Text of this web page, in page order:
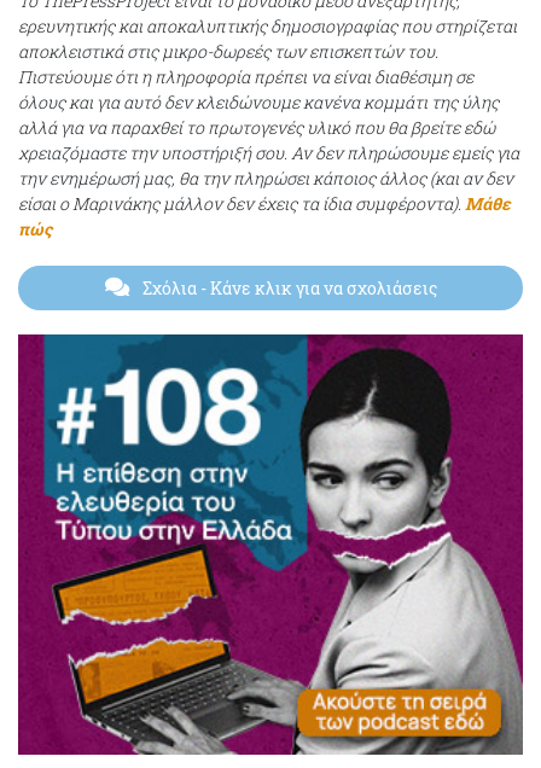
ερευνητικής και αποκαλυπτικής δημοσιογραφίας που στηρίζεται
αποκλειστικά στις μικρο-δωρεές των επισκεπτών του.
Πιστεύουμε ότι η πληροφορία πρέπει να είναι διαθέσιμη σε
όλους και για αυτό δεν κλειδώνουμε κανένα κομμάτι της ύλης
αλλά για να παραχθεί το πρωτογενές υλικό που θα βρείτε εδώ
χρειαζόμαστε την υποστήριξή σου. Αν δεν πληρώσουμε εμείς για
την ενημέρωσή μας, θα την πληρώσει κάποιος άλλος (και αν δεν
είσαι ο Μαρινάκης μάλλον δεν έχεις τα ίδια συμφέροντα). Μάθε
πώς
Σχόλια- Κάνε κλικ για να σχολιάσεις